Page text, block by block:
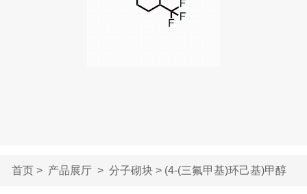
首页> 产品展厅> 分子砌块> (4-(三氟甲基)环己基)甲醇